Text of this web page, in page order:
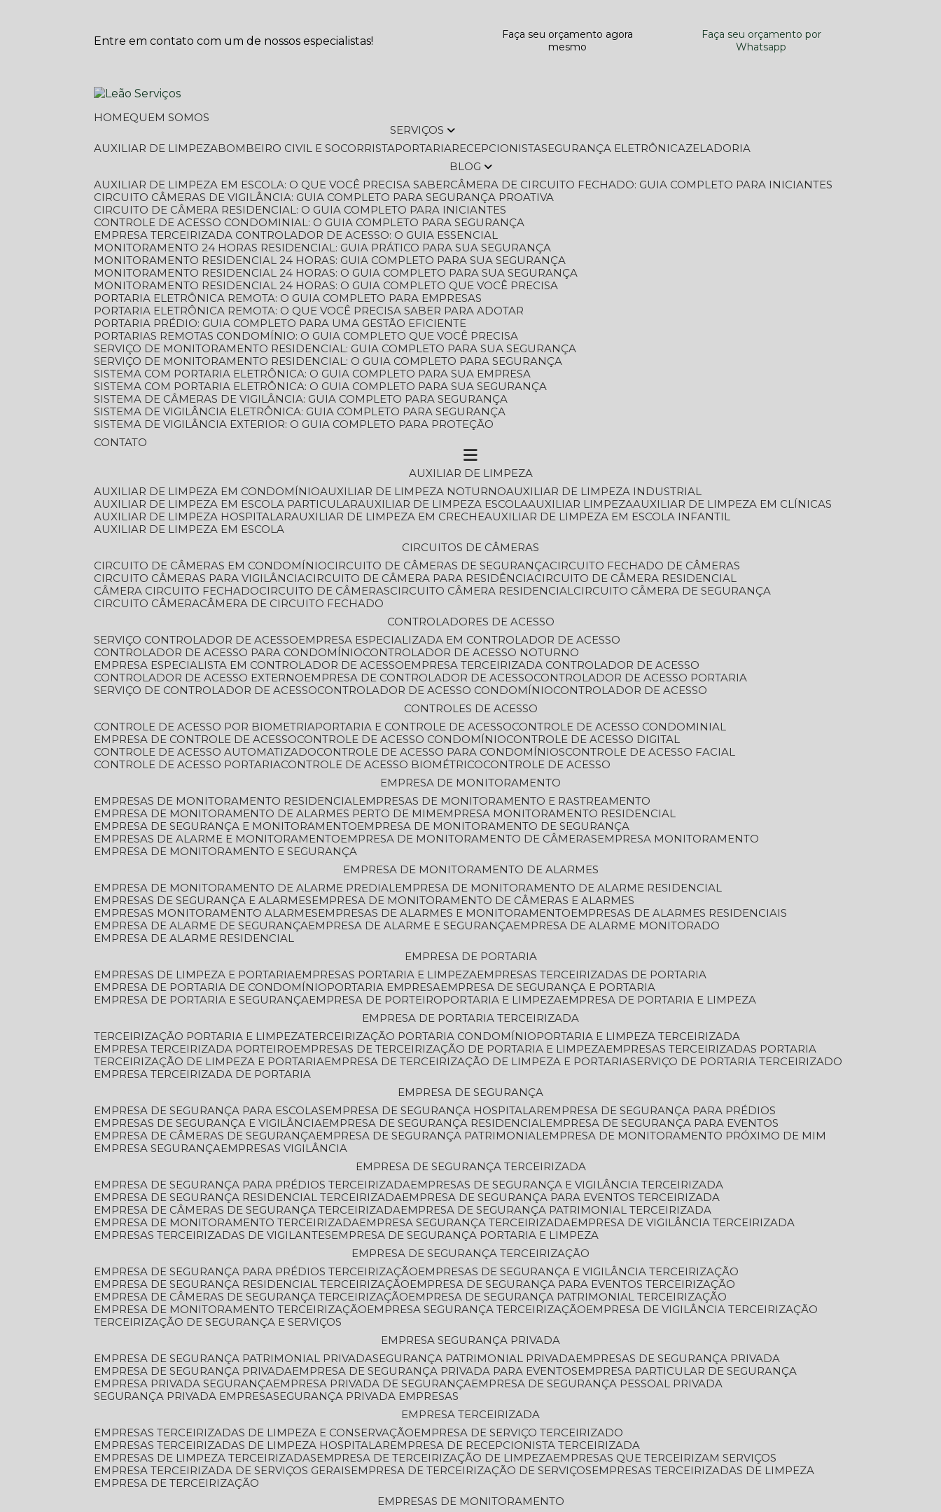
Entre em contato com um de nossos especialistas!
Faça seu orçamento agora
mesmo
Faça seu orçamento por
Whatsapp
HOME
QUEM SOMOS
SERVIÇOS
AUXILIAR DE LIMPEZA
BOMBEIRO CIVIL E SOCORRISTA PORTARIA RECEPCIONISTA SEGURANÇA ELETRÔNICA
ZELADORIA
BLOG
AUXILIAR DE LIMPEZA EM ESCOLA: O QUE VOCÊ PRECISA SABER
CÂMERA DE CIRCUITO FECHADO: GUIA COMPLETO PARA INICIANTES
CIRCUITO CÂMERAS DE VIGILÂNCIA: GUIA COMPLETO PARA SEGURANÇA PROATIVA
CIRCUITO DE CÂMERA RESIDENCIAL: O GUIA COMPLETO PARA INICIANTES
CONTROLE DE ACESSO CONDOMINIAL: O GUIA COMPLETO PARA SEGURANÇA
EMPRESA TERCEIRIZADA CONTROLADOR DE ACESSO: O GUIA ESSENCIAL
MONITORAMENTO 24 HORAS RESIDENCIAL: GUIA PRÁTICO PARA SUA SEGURANÇA
MONITORAMENTO RESIDENCIAL 24 HORAS: GUIA COMPLETO PARA SUA SEGURANÇA
MONITORAMENTO RESIDENCIAL 24 HORAS: O GUIA COMPLETO PARA SUA SEGURANÇA
MONITORAMENTO RESIDENCIAL 24 HORAS: O GUIA COMPLETO QUE VOCÊ PRECISA
PORTARIA ELETRÔNICA REMOTA: O GUIA COMPLETO PARA EMPRESAS
PORTARIA ELETRÔNICA REMOTA: O QUE VOCÊ PRECISA SABER PARA ADOTAR
PORTARIA PRÉDIO: GUIA COMPLETO PARA UMA GESTÃO EFICIENTE
PORTARIAS REMOTAS CONDOMÍNIO: O GUIA COMPLETO QUE VOCÊ PRECISA
SERVIÇO DE MONITORAMENTO RESIDENCIAL: GUIA COMPLETO PARA SUA SEGURANÇA
SERVIÇO DE MONITORAMENTO RESIDENCIAL: O GUIA COMPLETO PARA SEGURANÇA
SISTEMA COM PORTARIA ELETRÔNICA: O GUIA COMPLETO PARA SUA EMPRESA
SISTEMA COM PORTARIA ELETRÔNICA: O GUIA COMPLETO PARA SUA SEGURANÇA
SISTEMA DE CÂMERAS DE VIGILÂNCIA: GUIA COMPLETO PARA SEGURANÇA
SISTEMA DE VIGILÂNCIA ELETRÔNICA: GUIA COMPLETO PARA SEGURANÇA
SISTEMA DE VIGILÂNCIA EXTERIOR: O GUIA COMPLETO PARA PROTEÇÃO
CONTATO
AUXILIAR DE LIMPEZA
AUXILIAR DE LIMPEZA EM CONDOMÍNIO
AUXILIAR DE LIMPEZA NOTURNO
AUXILIAR DE LIMPEZA INDUSTRIAL
AUXILIAR DE LIMPEZA EM ESCOLA PARTICULAR
AUXILIAR DE LIMPEZA ESCOLA AUXILIAR LIMPEZA
AUXILIAR DE LIMPEZA EM CLÍNICAS
AUXILIAR DE LIMPEZA HOSPITALAR
AUXILIAR DE LIMPEZA EM CRECHE
AUXILIAR DE LIMPEZA EM ESCOLA INFANTIL
AUXILIAR DE LIMPEZA EM ESCOLA
CIRCUITOS DE CÂMERAS
CIRCUITO DE CÂMERAS EM CONDOMÍNIO
CIRCUITO DE CÂMERAS DE SEGURANÇA
CIRCUITO FECHADO DE CÂMERAS
CIRCUITO CÂMERAS PARA VIGILÂNCIA
CIRCUITO DE CÂMERA PARA RESIDÊNCIA
CIRCUITO DE CÂMERA RESIDENCIAL
CÂMERA CIRCUITO FECHADO
CIRCUITO DE CÂMERAS CIRCUITO CÂMERA RESIDENCIAL
CIRCUITO CÂMERA DE SEGURANÇA
CIRCUITO CÂMERA
CÂMERA DE CIRCUITO FECHADO
CONTROLADORES DE ACESSO
SERVIÇO CONTROLADOR DE ACESSO
EMPRESA ESPECIALIZADA EM CONTROLADOR DE ACESSO
CONTROLADOR DE ACESSO PARA CONDOMÍNIO
CONTROLADOR DE ACESSO NOTURNO
EMPRESA ESPECIALISTA EM CONTROLADOR DE ACESSO
EMPRESA TERCEIRIZADA CONTROLADOR DE ACESSO
CONTROLADOR DE ACESSO EXTERNO
EMPRESA DE CONTROLADOR DE ACESSO
CONTROLADOR DE ACESSO PORTARIA
SERVIÇO DE CONTROLADOR DE ACESSO
CONTROLADOR DE ACESSO CONDOMÍNIO
CONTROLADOR DE ACESSO
CONTROLES DE ACESSO
CONTROLE DE ACESSO POR BIOMETRIA
PORTARIA E CONTROLE DE ACESSO
CONTROLE DE ACESSO CONDOMINIAL
EMPRESA DE CONTROLE DE ACESSO
CONTROLE DE ACESSO CONDOMÍNIO
CONTROLE DE ACESSO DIGITAL
CONTROLE DE ACESSO AUTOMATIZADO
CONTROLE DE ACESSO PARA CONDOMÍNIOS
CONTROLE DE ACESSO FACIAL
CONTROLE DE ACESSO PORTARIA CONTROLE DE ACESSO BIOMÉTRICO
CONTROLE DE ACESSO
EMPRESA DE MONITORAMENTO
EMPRESAS DE MONITORAMENTO RESIDENCIAL
EMPRESAS DE MONITORAMENTO E RASTREAMENTO
EMPRESA DE MONITORAMENTO DE ALARMES PERTO DE MIM
EMPRESA MONITORAMENTO RESIDENCIAL
EMPRESA DE SEGURANÇA E MONITORAMENTO
EMPRESA DE MONITORAMENTO DE SEGURANÇA
EMPRESAS DE ALARME E MONITORAMENTO
EMPRESA DE MONITORAMENTO DE CÂMERAS
EMPRESA MONITORAMENTO
EMPRESA DE MONITORAMENTO E SEGURANÇA
EMPRESA DE MONITORAMENTO DE ALARMES
EMPRESA DE MONITORAMENTO DE ALARME PREDIAL
EMPRESA DE MONITORAMENTO DE ALARME RESIDENCIAL
EMPRESAS DE SEGURANÇA E ALARMES
EMPRESA DE MONITORAMENTO DE CÂMERAS E ALARMES
EMPRESAS MONITORAMENTO ALARMES
EMPRESAS DE ALARMES E MONITORAMENTO
EMPRESAS DE ALARMES RESIDENCIAIS
EMPRESA DE ALARME DE SEGURANÇA
EMPRESA DE ALARME E SEGURANÇA
EMPRESA DE ALARME MONITORADO
EMPRESA DE ALARME RESIDENCIAL
EMPRESA DE PORTARIA
EMPRESAS DE LIMPEZA E PORTARIA
EMPRESAS PORTARIA E LIMPEZA
EMPRESAS TERCEIRIZADAS DE PORTARIA
EMPRESA DE PORTARIA DE CONDOMÍNIO
PORTARIA EMPRESA
EMPRESA DE SEGURANÇA E PORTARIA
EMPRESA DE PORTARIA E SEGURANÇA
EMPRESA DE PORTEIRO PORTARIA E LIMPEZA
EMPRESA DE PORTARIA E LIMPEZA
EMPRESA DE PORTARIA TERCEIRIZADA
TERCEIRIZAÇÃO PORTARIA E LIMPEZA TERCEIRIZAÇÃO PORTARIA CONDOMÍNIO
PORTARIA E LIMPEZA TERCEIRIZADA
EMPRESA TERCEIRIZADA PORTEIRO
EMPRESAS DE TERCEIRIZAÇÃO DE PORTARIA E LIMPEZA
EMPRESAS TERCEIRIZADAS PORTARIA
TERCEIRIZAÇÃO DE LIMPEZA E PORTARIA
EMPRESA DE TERCEIRIZAÇÃO DE LIMPEZA E PORTARIA SERVIÇO DE PORTARIA TERCEIRIZADO
EMPRESA TERCEIRIZADA DE PORTARIA
EMPRESA DE SEGURANÇA
EMPRESA DE SEGURANÇA PARA ESCOLAS
EMPRESA DE SEGURANÇA HOSPITALAR
EMPRESA DE SEGURANÇA PARA PRÉDIOS
EMPRESAS DE SEGURANÇA E VIGILÂNCIA
EMPRESA DE SEGURANÇA RESIDENCIAL
EMPRESA DE SEGURANÇA PARA EVENTOS
EMPRESA DE CÂMERAS DE SEGURANÇA
EMPRESA DE SEGURANÇA PATRIMONIAL
EMPRESA DE MONITORAMENTO PRÓXIMO DE MIM
EMPRESA SEGURANÇA
EMPRESAS VIGILÂNCIA
EMPRESA DE SEGURANÇA TERCEIRIZADA
EMPRESA DE SEGURANÇA PARA PRÉDIOS TERCEIRIZADA
EMPRESAS DE SEGURANÇA E VIGILÂNCIA TERCEIRIZADA
EMPRESA DE SEGURANÇA RESIDENCIAL TERCEIRIZADA
EMPRESA DE SEGURANÇA PARA EVENTOS TERCEIRIZADA
EMPRESA DE CÂMERAS DE SEGURANÇA TERCEIRIZADA
EMPRESA DE SEGURANÇA PATRIMONIAL TERCEIRIZADA
EMPRESA DE MONITORAMENTO TERCEIRIZADA
EMPRESA SEGURANÇA TERCEIRIZADA
EMPRESA DE VIGILÂNCIA TERCEIRIZADA
EMPRESAS TERCEIRIZADAS DE VIGILANTES
EMPRESA DE SEGURANÇA PORTARIA E LIMPEZA
EMPRESA DE SEGURANÇA TERCEIRIZAÇÃO
EMPRESA DE SEGURANÇA PARA PRÉDIOS TERCEIRIZAÇÃO
EMPRESAS DE SEGURANÇA E VIGILÂNCIA TERCEIRIZAÇÃO
EMPRESA DE SEGURANÇA RESIDENCIAL TERCEIRIZAÇÃO
EMPRESA DE SEGURANÇA PARA EVENTOS TERCEIRIZAÇÃO
EMPRESA DE CÂMERAS DE SEGURANÇA TERCEIRIZAÇÃO
EMPRESA DE SEGURANÇA PATRIMONIAL TERCEIRIZAÇÃO
EMPRESA DE MONITORAMENTO TERCEIRIZAÇÃO
EMPRESA SEGURANÇA TERCEIRIZAÇÃO
EMPRESA DE VIGILÂNCIA TERCEIRIZAÇÃO
TERCEIRIZAÇÃO DE SEGURANÇA E SERVIÇOS
EMPRESA SEGURANÇA PRIVADA
EMPRESA DE SEGURANÇA PATRIMONIAL PRIVADA SEGURANÇA PATRIMONIAL PRIVADA
EMPRESAS DE SEGURANÇA PRIVADA
EMPRESA DE SEGURANÇA PRIVADA
EMPRESA DE SEGURANÇA PRIVADA PARA EVENTOS
EMPRESA PARTICULAR DE SEGURANÇA
EMPRESA PRIVADA SEGURANÇA
EMPRESA PRIVADA DE SEGURANÇA
EMPRESA DE SEGURANÇA PESSOAL PRIVADA
SEGURANÇA PRIVADA EMPRESA SEGURANÇA PRIVADA EMPRESAS
EMPRESA TERCEIRIZADA
EMPRESAS TERCEIRIZADAS DE LIMPEZA E CONSERVAÇÃO
EMPRESA DE SERVIÇO TERCEIRIZADO
EMPRESAS TERCEIRIZADAS DE LIMPEZA HOSPITALAR
EMPRESA DE RECEPCIONISTA TERCEIRIZADA
EMPRESAS DE LIMPEZA TERCEIRIZADAS
EMPRESA DE TERCEIRIZAÇÃO DE LIMPEZA
EMPRESAS QUE TERCEIRIZAM SERVIÇOS
EMPRESA TERCEIRIZADA DE SERVIÇOS GERAIS
EMPRESA DE TERCEIRIZAÇÃO DE SERVIÇOS
EMPRESAS TERCEIRIZADAS DE LIMPEZA
EMPRESA DE TERCEIRIZAÇÃO
EMPRESAS DE MONITORAMENTO